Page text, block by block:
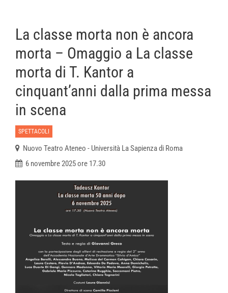
La classe morta non è ancora
morta – Omaggio a La classe
morta di T. Kantor a
cinquant’anni dalla prima messa
in scena
SPETTACOLI
Nuovo Teatro Ateneo - Università La Sapienza di Roma
6 novembre 2025 ore 17.30